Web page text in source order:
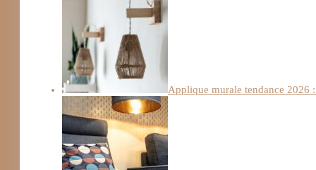
Applique murale tendance 2026